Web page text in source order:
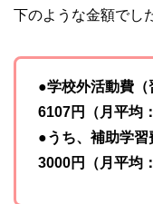
下のような金額でし
●学校外活動費
6107円（月平均
●うち、補助学
3000円（月平均